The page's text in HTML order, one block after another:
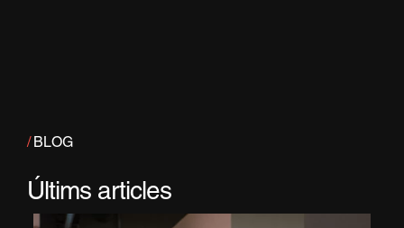
/BLOG
Últims articles